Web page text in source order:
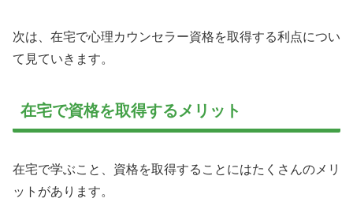
次は、在宅で心理カウンセラー資格を取得する利点につい
て見ていきます。
在宅で資格を取得するメリット
在宅で学ぶこと、資格を取得することにはたくさんのメリ
ットがあります。